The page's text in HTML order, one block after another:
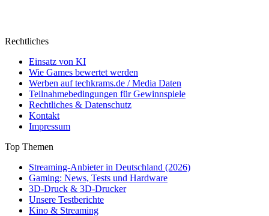
Rechtliches
Einsatz von KI
Wie Games bewertet werden
Werben auf techkrams.de / Media Daten
Teilnahmebedingungen für Gewinnspiele
Rechtliches & Datenschutz
Kontakt
Impressum
Top Themen
Streaming-Anbieter in Deutschland (2026)
Gaming: News, Tests und Hardware
3D-Druck & 3D-Drucker
Unsere Testberichte
Kino & Streaming